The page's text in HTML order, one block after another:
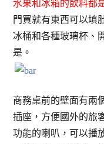
水果和冰箱的飲料都
門買就有東西可以填
冰桶和各種玻璃杯、
是。
商務桌前的壁面有兩
插座，方便國外的旅
功能的喇叭，可以播